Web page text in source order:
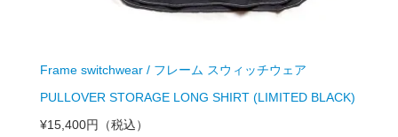
Frame switchwear / フレーム スウィッチウェア
PULLOVER STORAGE LONG SHIRT (LIMITED BLACK)
¥15,400円
（税込）